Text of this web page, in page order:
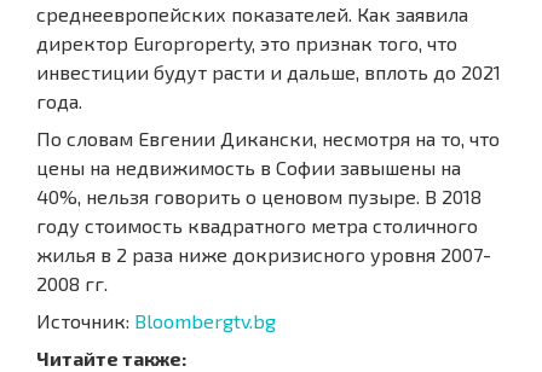
среднеевропейских показателей. Как заявила
директор Europroperty, это признак того, что
инвестиции будут расти и дальше, вплоть до 2021
года.
По словам Евгении Дикански, несмотря на то, что
цены на недвижимость в Софии завышены на
40%, нельзя говорить о ценовом пузыре. В 2018
году стоимость квадратного метра столичного
жилья в 2 раза ниже докризисного уровня 2007-
2008 гг.
Источник: Bloombergtv.bg
Читайте также: